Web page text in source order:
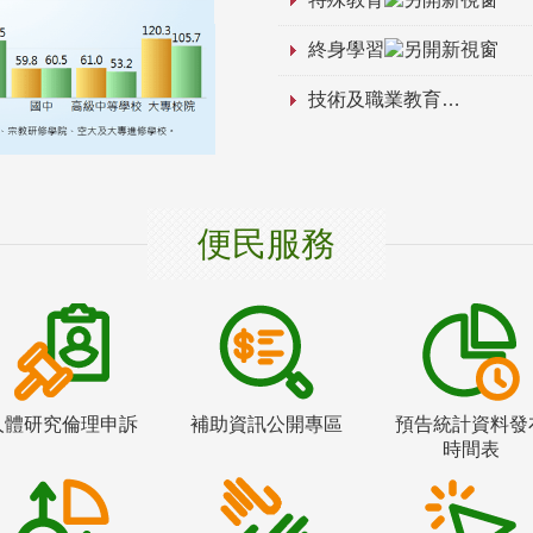
終身學習
技術及職業教育
便民服務
體研究倫理申訴 補助資訊公開專區
預告統計資料發
時間表